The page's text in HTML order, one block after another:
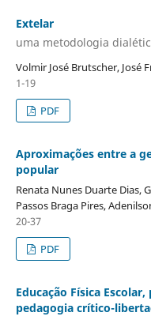
Extelar
uma metodologia
Volmir José Brutscher, José
1-19
PDF
Aproximações entre a
popular
Renata Nunes Duarte Dias,
Passos Braga Pires,
20-37
PDF
Educação Física
pedagogia crítico-